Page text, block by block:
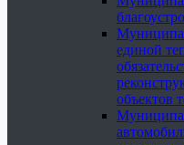
единой
объектов